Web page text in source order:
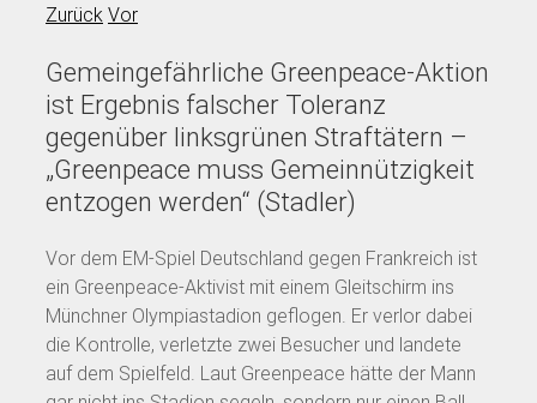
Zurück Vor
Gemeingefährliche Greenpeace-Aktion
ist Ergebnis falscher Toleranz
gegenüber linksgrünen Straftätern –
„Greenpeace muss Gemeinnützigkeit
entzogen werden“ (Stadler)
Vor dem EM-Spiel Deutschland gegen Frankreich ist
ein Greenpeace-Aktivist mit einem Gleitschirm ins
Münchner Olympiastadion geflogen. Er verlor dabei
die Kontrolle, verletzte zwei Besucher und landete
auf dem Spielfeld. Laut Greenpeace hätte der Mann